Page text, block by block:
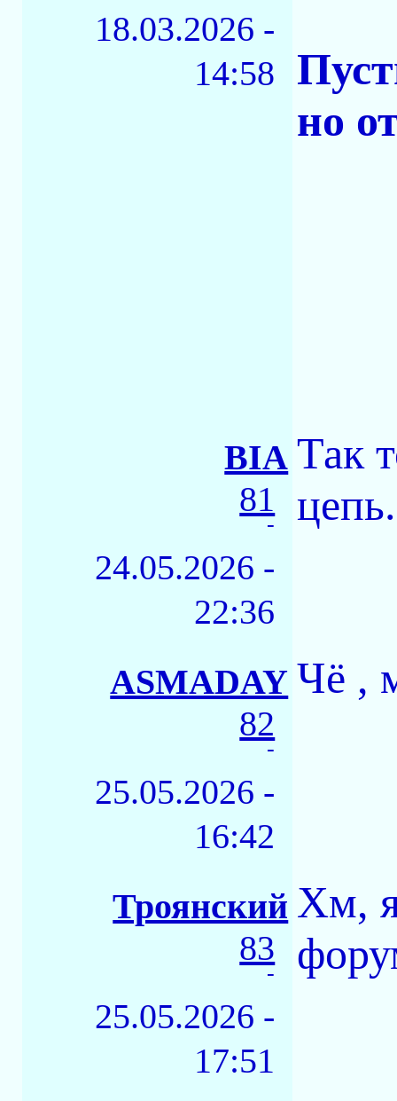
18.03.2026 -
14:58
но
BIA
81
-
24.05.2026 -
22:36
Так
цепь.
ASMADAY
82
-
25.05.2026 -
16:42
Чё ,
Троянский
83
-
25.05.2026 -
17:51
Хм,